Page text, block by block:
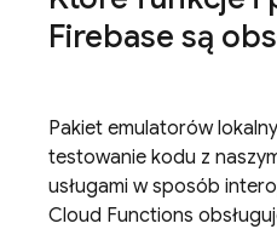
Firebase są
Pakiet emulatorów
testowanie kodu z
usługami w sposób
Cloud Functions